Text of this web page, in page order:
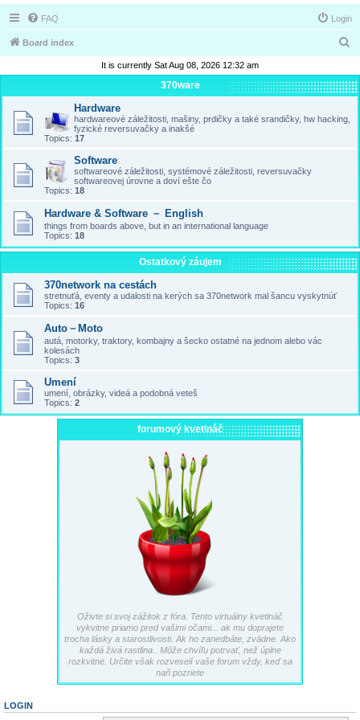
FAQ Login
Board index
a
r
It is currently Sat Aug 08, 2026 12:32 am
370ware
Hardware
hardwareové záležitosti, mašiny, prdičky a také srandičky, hw hacking,
fyzické reversuvačky a inakšé
Topics: 17
Software
softwareové záležitosti, systémové záležitosti, reversuvačky
softwareovej úrovne a doví ešte čo
Topics: 18
Hardware & Software － English
things from boards above, but in an international language
Topics: 18
Ostatkový záujem
370network na cestách
stretnuťá, eventy a udalosti na kerých sa 370network mal šancu vyskytnúť
Topics: 16
Auto－Moto
autá, motorky, traktory, kombajny a šecko ostatné na jednom alebo vác
kolesách
Topics: 3
Umení
umení, obrázky, videá a podobná veteš
Topics: 2
forumový kvetináč
Oživte si svoj zážitok z fóra. Tento virtuálny kvetináč
vykvitne priamo pred vašimi očami... ak mu doprajete
trocha lásky a starostlivosti. Ak ho zanedbáte, zvädne. Ako
každá živá rastlina.. Môže chvíľu potrvať, než úplne
rozkvitne. Určite však rozveselí vaše forum vždy, keď sa
naň pozriete
LOGIN